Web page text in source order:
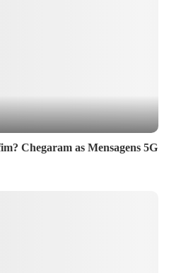
Chegaram as Mensagens 5G